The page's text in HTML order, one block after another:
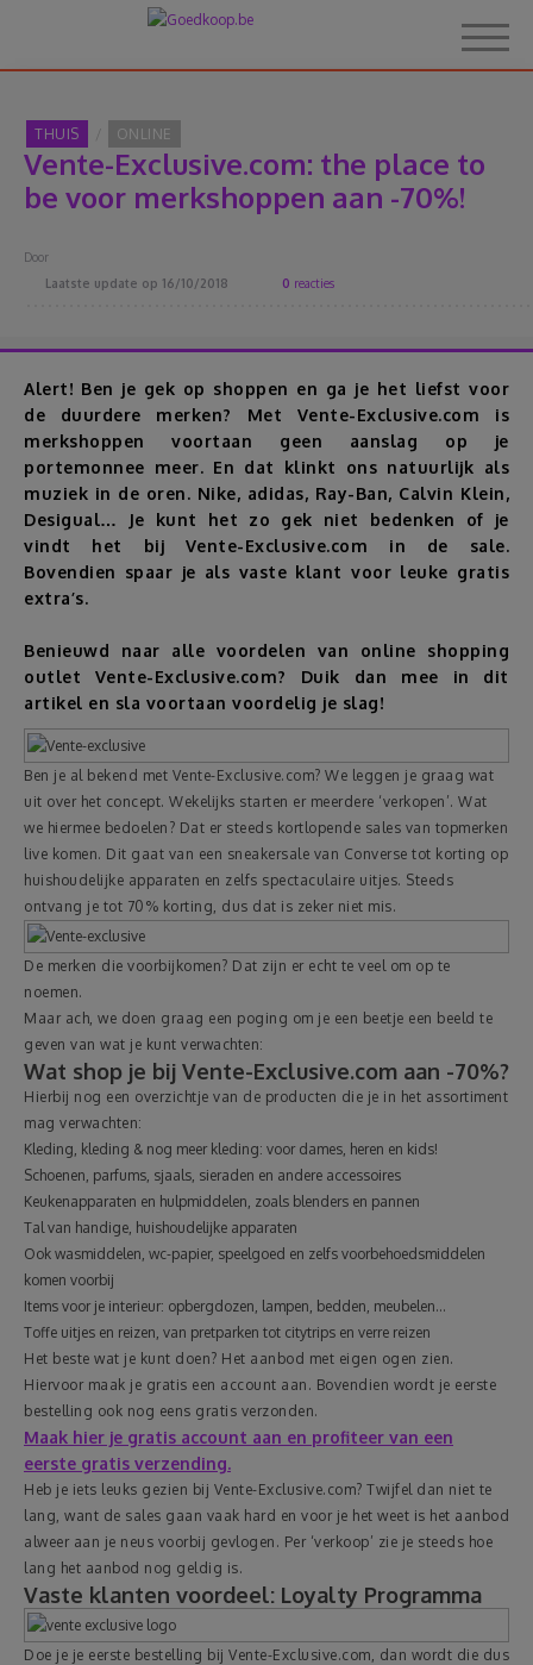
Home
Over Goedkoop.be
Korting
Thema's
Reviews
Reizen
Geldzaken
Thuis
Elektronica
Mode & Verzorging
Korting
THUIS ONLINE
Vente-Exclusive.com: the place to
be voor merkshoppen aan -70%!
Door
Laatste update op 16/10/2018 0 reacties
Alert! Ben je gek op shoppen en ga je het liefst voor
de duurdere merken? Met Vente-Exclusive.com is
merkshoppen voortaan geen aanslag op je
portemonnee meer. En dat klinkt ons natuurlijk als
muziek in de oren. Nike, adidas, Ray-Ban, Calvin Klein,
Desigual… Je kunt het zo gek niet bedenken of je
vindt het bij Vente-Exclusive.com in de sale.
Bovendien spaar je als vaste klant voor leuke gratis
extra’s.
Benieuwd naar alle voordelen van online shopping
outlet Vente-Exclusive.com? Duik dan mee in dit
artikel en sla voortaan voordelig je slag!
Ben je al bekend met Vente-Exclusive.com? We leggen je graag wat
uit over het concept. Wekelijks starten er meerdere ‘verkopen’. Wat
we hiermee bedoelen? Dat er steeds kortlopende sales van topmerken
live komen. Dit gaat van een sneakersale van Converse tot korting op
huishoudelijke apparaten en zelfs spectaculaire uitjes. Steeds
ontvang je tot 70% korting, dus dat is zeker niet mis.
De merken die voorbijkomen? Dat zijn er echt te veel om op te
noemen.
Maar ach, we doen graag een poging om je een beetje een beeld te
geven van wat je kunt verwachten:
Wat shop je bij Vente-Exclusive.com aan -70%?
Hierbij nog een overzichtje van de producten die je in het assortiment
mag verwachten:
Kleding, kleding & nog meer kleding: voor dames, heren en kids!
Schoenen, parfums, sjaals, sieraden en andere accessoires
Keukenapparaten en hulpmiddelen, zoals blenders en pannen
Tal van handige, huishoudelijke apparaten
Ook wasmiddelen, wc-papier, speelgoed en zelfs voorbehoedsmiddelen
komen voorbij
Items voor je interieur: opbergdozen, lampen, bedden, meubelen…
Toffe uitjes en reizen, van pretparken tot citytrips en verre reizen
Het beste wat je kunt doen? Het aanbod met eigen ogen zien.
Hiervoor maak je gratis een account aan. Bovendien wordt je eerste
bestelling ook nog eens gratis verzonden.
Maak hier je gratis account aan en profiteer van een
eerste gratis verzending.
Heb je iets leuks gezien bij Vente-Exclusive.com? Twijfel dan niet te
lang, want de sales gaan vaak hard en voor je het weet is het aanbod
alweer aan je neus voorbij gevlogen. Per ‘verkoop’ zie je steeds hoe
lang het aanbod nog geldig is.
Vaste klanten voordeel: Loyalty Programma
Doe je je eerste bestelling bij Vente-Exclusive.com, dan wordt die dus